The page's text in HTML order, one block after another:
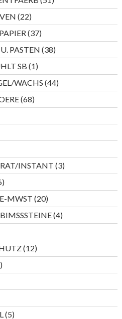
Produkte
2222
Produkte
3737
Produkte
PASTEN 3838
Produkte
SB 11
Produkt
WACHS 4444
Produkte
6868
Produkte
INSTANT 33
Produkte
6
Produkte
MWST 2020
Produkte
44
Produkte
1212
Produkte
55